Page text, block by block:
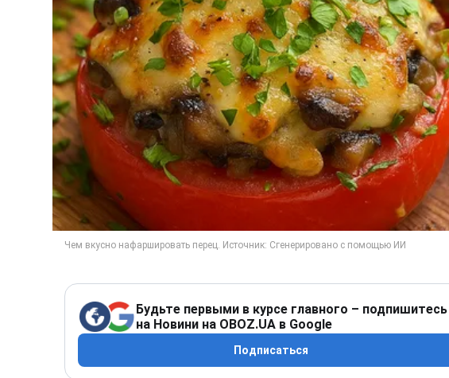
Будьте первыми в курсе главного – подпишитесь
на Новини на OBOZ.UA в Google
Подписаться